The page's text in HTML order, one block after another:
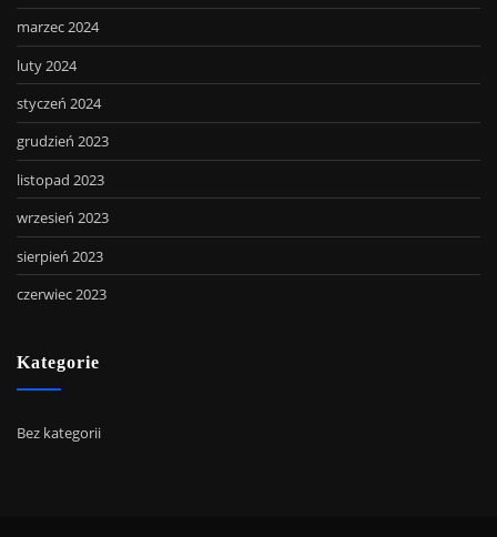
marzec 2024
luty 2024
styczeń 2024
grudzień 2023
listopad 2023
wrzesień 2023
sierpień 2023
czerwiec 2023
Kategorie
Bez kategorii